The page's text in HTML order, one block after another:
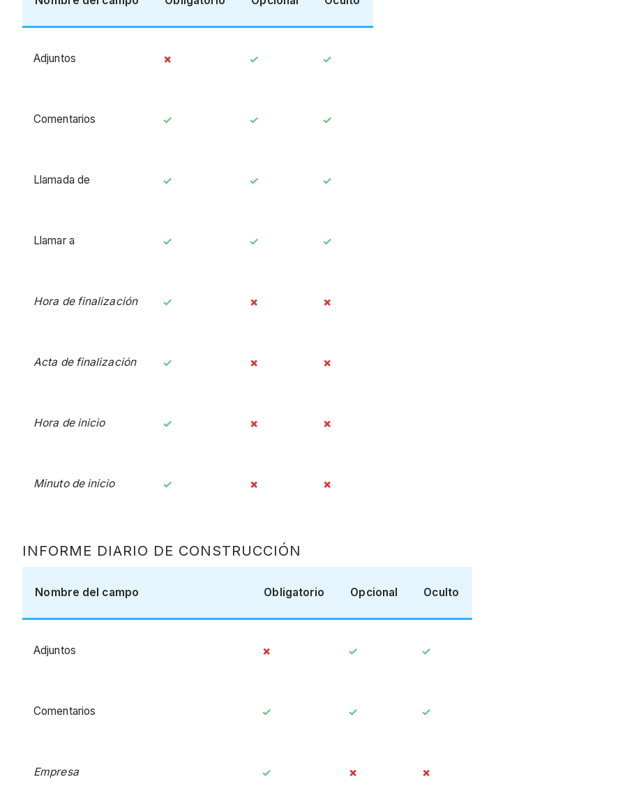
Adjuntos
Comentarios
Llamada de
Llamar a
Hora de finalización
Acta de finalización
Hora de inicio
Minuto de inicio
INFORME DIARIO DE CONSTRUCCIÓN
Nombre del campo Obligatorio Opcional Oculto
Adjuntos
Comentarios
Empresa